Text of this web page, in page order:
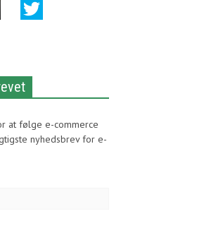
at følge e-commerce
nyhedsbrev for e-